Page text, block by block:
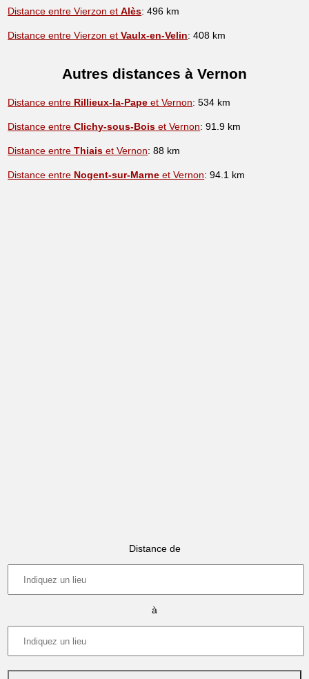
Distance entre Vierzon etAlès: 496 km
Distance entre Vierzon etVaulx-en-Velin: 408 km
Autres distances à Vernon
Distance entre Rillieux-la-Pape et Vernon: 534 km
Distance entreClichy-sous-Bois et Vernon: 91.9 km
Distance entreThiais et Vernon: 88 km
Distance entre Nogent-sur-Marne et Vernon: 94.1 km
Distance de
à